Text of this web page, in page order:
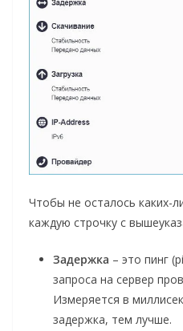
Чтобы не осталось каких-
каждую строчку с
Задержка – это пинг
запроса на сервер
Измеряется в
задержка, тем лучше.